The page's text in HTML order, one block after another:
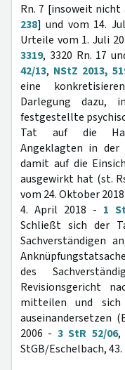
Rn. 7 [insoweit nicht
238] und vom 14.
Urteile vom 1. Juli
3319, 3320 Rn. 17
42/13, NStZ 2013,
eine
Darlegung dazu,
festgestellte
Tat auf die
Angeklagten in
damit auf die
ausgewirkt hat (st.
vom 24. Oktober
4. April 2018 - 1
Schließt sich der
Sachverständigen
des
Revisionsgericht
mitteilen und
auseinandersetzen
2006 - 3 StR 52/06,
StGB/Eschelbach, 43.